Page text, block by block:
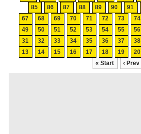
91
90
89
88
87
86
85
74
73
72
71
70
69
68
67
56
55
54
53
52
51
50
49
38
37
36
35
34
33
32
31
20
19
18
17
16
15
14
13
‹ Prev
« Start